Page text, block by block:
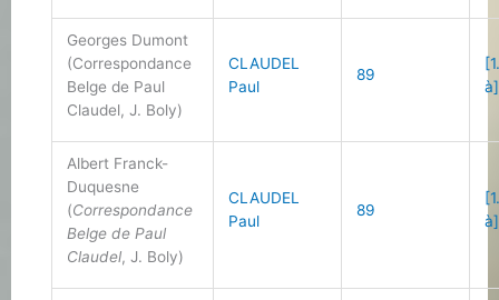
Georges Dumont
(Correspondance
Belge de Paul
Claudel, J. Boly)
CLAUDEL
Paul
89
à]
Albert Franck-
Duquesne
(Correspondance
Belge de Paul
Claudel, J. Boly)
CLAUDEL
Paul
89
à]